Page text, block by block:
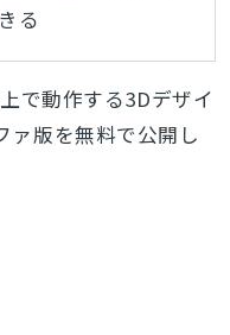
る
で動作する3Dデザイ
ァ版を無料で公開し